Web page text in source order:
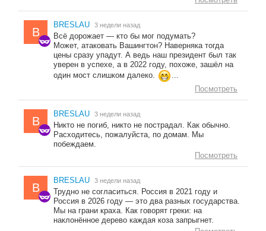
B
BRESLAU 3 недели назад
Всё дорожает — кто бы мог подумать?
Может, атаковать Вашингтон? Наверняка тогда
цены сразу упадут. А ведь наш президент был так
уверен в успехе, а в 2022 году, похоже, зашёл на
один мост слишком далеко.
...
Посмотреть
B
BRESLAU 3 недели назад
Никто не погиб, никто не пострадал. Как обычно.
Расходитесь, пожалуйста, по домам. Мы
побеждаем.
Посмотреть
B
BRESLAU 3 недели назад
Трудно не согласиться. Россия в 2021 году и
Россия в 2026 году — это два разных государства.
Мы на грани краха. Как говорят греки: на
наклонённое дерево каждая коза запрыгнет.